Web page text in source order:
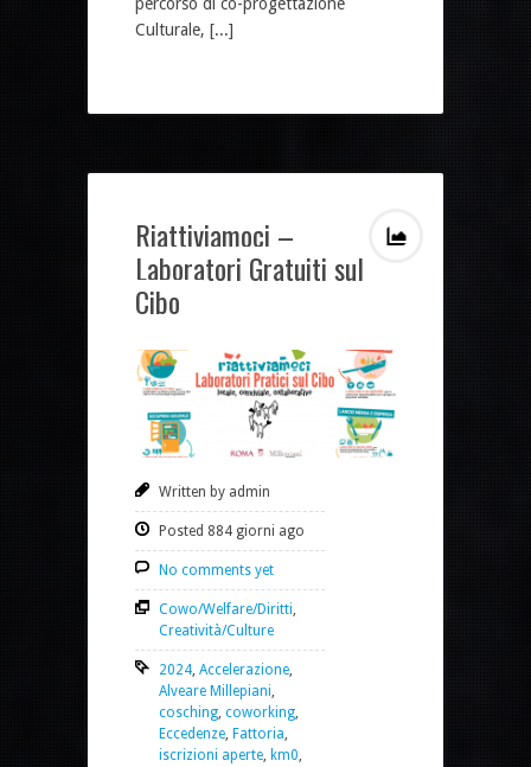
Culturale, [...]
Riattiviamoci –
Laboratori Gratuiti sul
Cibo
Written by admin
Posted 884 giorni ago
No comments yet
Cowo/Welfare/Diritti,
Creatività/Culture
2024, Accelerazione,
Alveare Millepiani,
cosching, coworking,
Eccedenze, Fattoria,
iscrizioni aperte, km0,